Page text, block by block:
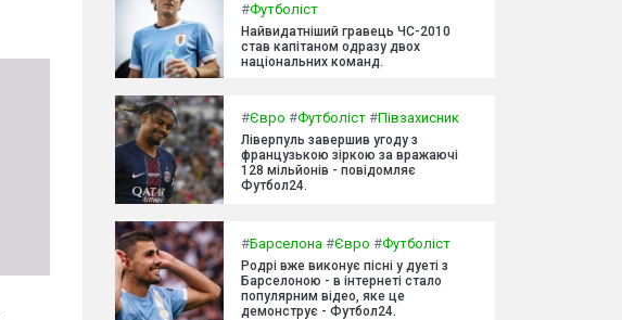
#Футболіст
Найвидатніший гравець ЧС-2010
став капітаном одразу двох
національних команд.
#Євро #Футболіст #Півзахисник
Ліверпуль завершив угоду з
французькою зіркою за вражаючі
128 мільйонів - повідомляє
Футбол24.
#Барселона #Євро #Футболіст
Родрі вже виконує пісні у дуеті з
Барселоною - в інтернеті стало
популярним відео, яке це
демонструє - Футбол24.